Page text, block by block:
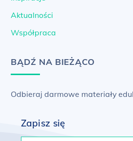
Aktualności
Współpraca
BĄDŹ NA BIEŻĄCO
Odbieraj darmowe materiały
Zapisz się